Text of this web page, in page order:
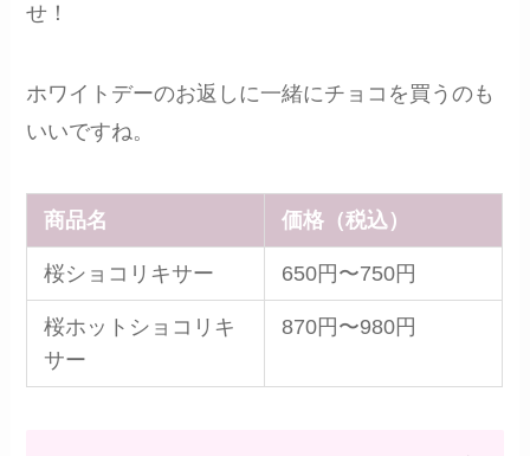
せ！
ホワイトデーのお返しに一緒にチョコを買うのも
いいですね。
商品名 価格（税込）
桜ショコリキサー 650円〜750円
桜ホットショコリキ
サー
870円〜980円